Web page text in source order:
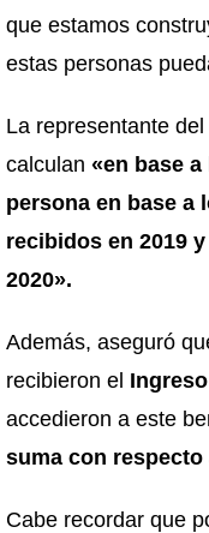
que estamos
estas personas
La representante
calculan «en base
persona en base a
recibidos en 2019
2020».
Además, aseguró
recibieron el
accedieron a este
suma con respecto
Cabe recordar que